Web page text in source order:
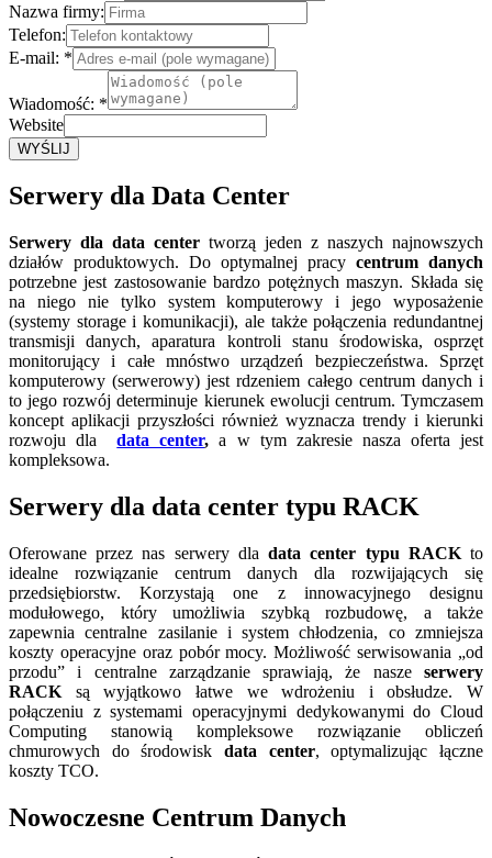
Nazwa firmy:
Telefon:
E-mail: *
Wiadomość: *
Website
WYŚLIJ
Serwery dla Data Center
Serwery dla data center tworzą jeden z naszych najnowszych
działów produktowych. Do optymalnej pracy centrum danych
potrzebne jest zastosowanie bardzo potężnych maszyn. Składa się
na niego nie tylko system komputerowy i jego wyposażenie
(systemy storage i komunikacji), ale także połączenia redundantnej
transmisji danych, aparatura kontroli stanu środowiska, osprzęt
monitorujący i całe mnóstwo urządzeń bezpieczeństwa. Sprzęt
komputerowy (serwerowy) jest rdzeniem całego centrum danych i
to jego rozwój determinuje kierunek ewolucji centrum. Tymczasem
koncept aplikacji przyszłości również wyznacza trendy i kierunki
rozwoju dladata center, a w tym zakresie nasza oferta jest
kompleksowa.
Serwery dla data center typu RACK
Oferowane przez nas serwery dladata center typu RACKto
idealne rozwiązanie centrum danych dla rozwijających się
przedsiębiorstw. Korzystają one z innowacyjnego designu
modułowego, który umożliwia szybką rozbudowę, a także
zapewnia centralne zasilanie i system chłodzenia, co zmniejsza
koszty operacyjne oraz pobór mocy. Możliwość serwisowania „od
przodu” i centralne zarządzanie sprawiają, że nasze serwery
RACK są wyjątkowo łatwe we wdrożeniu i obsłudze. W
połączeniu z systemami operacyjnymi dedykowanymi do Cloud
Computing stanowią kompleksowe rozwiązanie obliczeń
chmurowych do środowisk data center, optymalizując łączne
koszty TCO.
Nowoczesne Centrum Danych